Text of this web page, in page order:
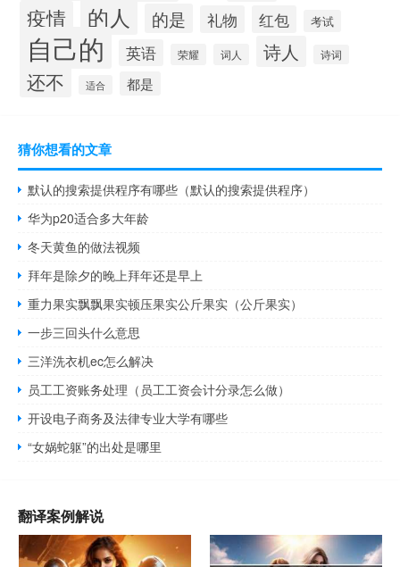
疫情 的人 的是 礼物 红包 考试
自己的 英语 荣耀 词人 诗人 诗词
还不 适合 都是
猜你想看的文章
默认的搜索提供程序有哪些（默认的搜索提供程序）
华为p20适合多大年龄
冬天黄鱼的做法视频
拜年是除夕的晚上拜年还是早上
重力果实飘飘果实顿压果实公斤果实（公斤果实）
一步三回头什么意思
三洋洗衣机ec怎么解决
员工工资账务处理（员工工资会计分录怎么做）
开设电子商务及法律专业大学有哪些
“女娲蛇躯”的出处是哪里
翻译案例解说